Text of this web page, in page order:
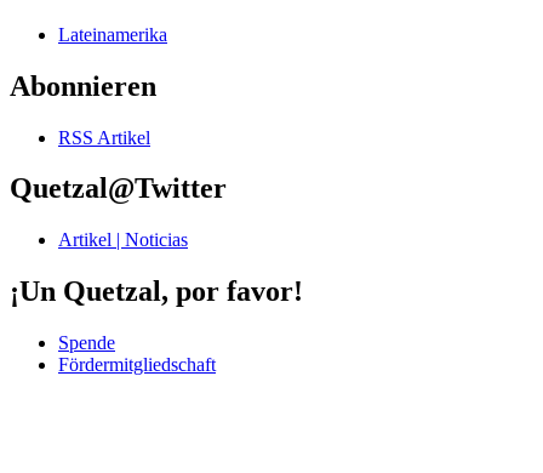
Lateinamerika
Abonnieren
RSS Artikel
Quetzal@Twitter
Artikel | Noticias
¡Un Quetzal, por favor!
Spende
Fördermitgliedschaft